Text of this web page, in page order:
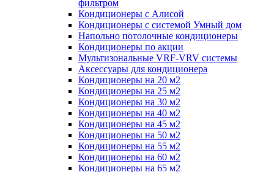
фильтром
Кондиционеры с Алисой
Кондиционеры с системой Умный дом
Напольно потолочные кондиционеры
Кондиционеры по акции
Мультизональные VRF-VRV системы
Аксессуары для кондиционера
Кондиционеры на 20 м2
Кондиционеры на 25 м2
Кондиционеры на 30 м2
Кондиционеры на 40 м2
Кондиционеры на 45 м2
Кондиционеры на 50 м2
Кондиционеры на 55 м2
Кондиционеры на 60 м2
Кондиционеры на 65 м2